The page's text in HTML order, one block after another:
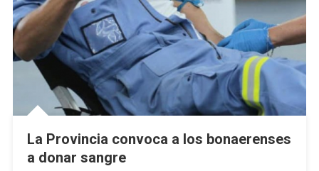
La Provincia convoca a los bonaerenses
a donar sangre